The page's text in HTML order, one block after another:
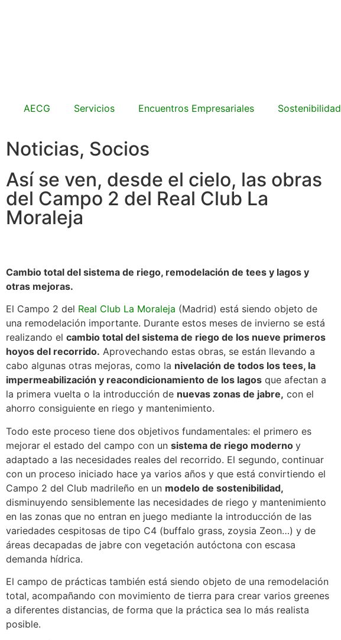
AECG Servicios Encuentros Empresariales Sostenibilidad
Noticias, Socios
Así se ven, desde el cielo, las obras
del Campo 2 del Real Club La
Moraleja
Cambio total del sistema de riego, remodelación de tees y lagos y
otras mejoras.
El Campo 2 del Real Club La Moraleja (Madrid) está siendo objeto de
una remodelación importante. Durante estos meses de invierno se está
realizando el cambio total del sistema de riego de los nueve primeros
hoyos del recorrido. Aprovechando estas obras, se están llevando a
cabo algunas otras mejoras, como la nivelación de todos los tees, la
impermeabilización y reacondicionamiento de los lagos que afectan a
la primera vuelta o la introducción de nuevas zonas de jabre, con el
ahorro consiguiente en riego y mantenimiento.
Todo este proceso tiene dos objetivos fundamentales: el primero es
mejorar el estado del campo con un sistema de riego moderno y
adaptado a las necesidades reales del recorrido. El segundo, continuar
con un proceso iniciado hace ya varios años y que está convirtiendo el
Campo 2 del Club madrileño en un modelo de sostenibilidad,
disminuyendo sensiblemente las necesidades de riego y mantenimiento
en las zonas que no entran en juego mediante la introducción de las
variedades cespitosas de tipo C4 (buffalo grass, zoysia Zeon…) y de
áreas decapadas de jabre con vegetación autóctona con escasa
demanda hídrica.
El campo de prácticas también está siendo objeto de una remodelación
total, acompañando con movimiento de tierra para crear varios greenes
a diferentes distancias, de forma que la práctica sea lo más realista
posible.